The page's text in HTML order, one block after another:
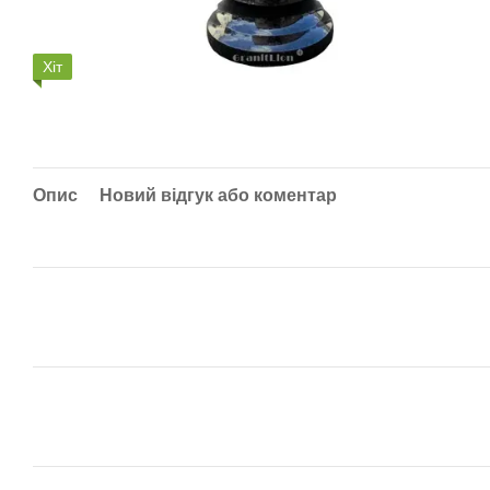
Хіт
Опис Новий відгук або коментар